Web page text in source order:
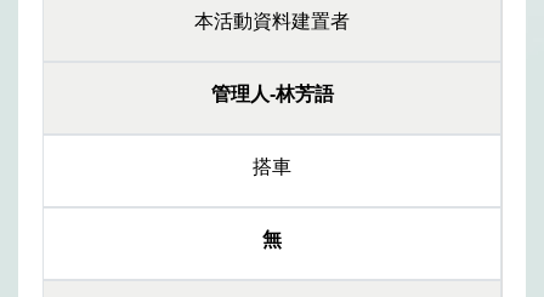
本活動資料建置者
管理人-林芳語
搭車
無